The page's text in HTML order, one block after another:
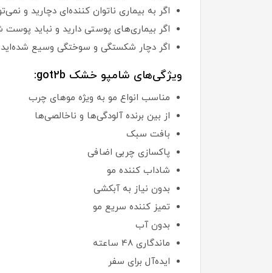
اگر به بیماری ناتوان کننده‌ای دچارید و
اگر بیماری‌های پوستی دارید و نباید
اگر دچار شکستگی و سوختگی وسیع
ویژگی‌های شامپو خشک got2b:
مناسب انواع مو به ویژه موهای چرب
از بین برنده آلودگی‌ها و ناخالصی‌ها
بافت سبک
پاکسازی چربی اضافی
شاداب کننده مو
بدون نیاز به آبکشی
تمیز کننده سریع مو
بدون آب
ماندگاری 48 ساعته
ایده‌آل برای سفر